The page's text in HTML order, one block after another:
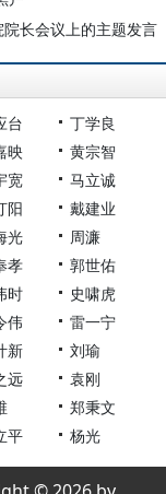
长会议上的主题发言
台
丁学良
映
黄宗智
宽
马立诚
阳
戴建业
光
周濂
孝
郭世佑
时
史啸虎
伟
雷一宁
新
刘瑜
远
袁刚
郑秉文
平 杨光